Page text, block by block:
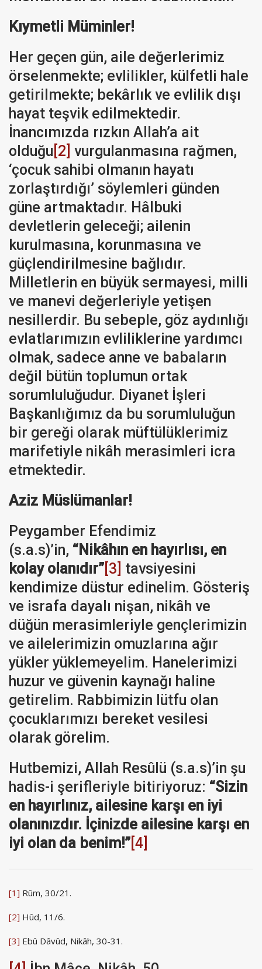
Kıymetli Müminler!
Her geçen gün, aile değerlerimiz
örselenmekte; evlilikler, külfetli hale
getirilmekte; bekârlık ve evlilik dışı
hayat teşvik edilmektedir.
İnancımızda rızkın Allah’a ait
olduğu [2] vurgulanmasına rağmen,
‘çocuk sahibi olmanın hayatı
zorlaştırdığı’ söylemleri günden
güne artmaktadır. Hâlbuki
devletlerin geleceği; ailenin
kurulmasına, korunmasına ve
güçlendirilmesine bağlıdır.
Milletlerin en büyük sermayesi, milli
ve manevi değerleriyle yetişen
nesillerdir. Bu sebeple, göz aydınlığı
evlatlarımızın evliliklerine yardımcı
olmak, sadece anne ve babaların
değil bütün toplumun ortak
sorumluluğudur. Diyanet İşleri
Başkanlığımız da bu sorumluluğun
bir gereği olarak müftülüklerimiz
marifetiyle nikâh merasimleri icra
etmektedir.
Aziz Müslümanlar!
Peygamber Efendimiz
(s.a.s)’in, “Nikâhın en hayırlısı, en
kolay olanıdır” [3] tavsiyesini
kendimize düstur edinelim. Gösteriş
ve israfa dayalı nişan, nikâh ve
düğün merasimleriyle gençlerimizin
ve ailelerimizin omuzlarına ağır
yükler yüklemeyelim. Hanelerimizi
huzur ve güvenin kaynağı haline
getirelim. Rabbimizin lütfu olan
çocuklarımızı bereket vesilesi
olarak görelim.
Hutbemizi, Allah Resûlü (s.a.s)’in şu
hadis-i şerifleriyle bitiriyoruz: “Sizin
en hayırlınız, ailesine karşı en iyi
olanınızdır. İçinizde ailesine karşı en
iyi olan da benim!” [4]
[1] Rûm, 30/21.
[2] Hûd, 11/6.
[3] Ebû Dâvûd, Nikâh, 30-31.